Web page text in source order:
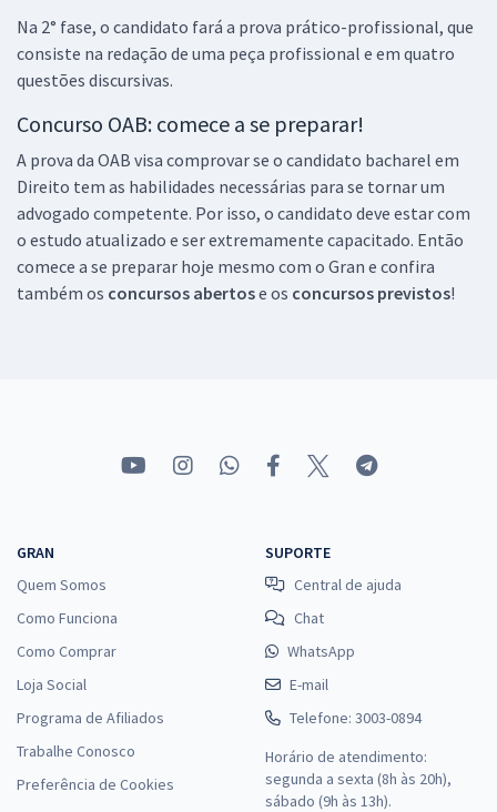
Comprar
2ª Fase OAB — 47º Exame — Direito Administrativo (Repescagem)
12x deR$29,90
ou R$ 358,80 à vista
Comprar
29,90
ou R$ 358,80 à vista
Comprar
2ª Fase OAB — 47º Exame — Direito Constitucional (Repescagem)
29,90
ou R$ 358,80 à vista
Na 2° fase, o candidato fará a prova prático-profissional, que
consiste na redação de uma peça profissional e em quatro
questões discursivas.
Concurso OAB: comece a se preparar!
A prova da OAB visa comprovar se o candidato bacharel em
Direito tem as habilidades necessárias para se tornar um
advogado competente. Por isso, o candidato deve estar com
o estudo atualizado e ser extremamente capacitado. Então
comece a se preparar hoje mesmo com o Gran e confira
também os concursos abertose os concursos previstos!
GRAN
Quem Somos
Como Funciona
Como Comprar
Loja Social
Programa de Afiliados
Trabalhe Conosco
Preferência de Cookies
SUPORTE
Central de ajuda
Chat
WhatsApp
E-mail
Telefone: 3003-0894
Horário de atendimento:
segunda a sexta (8h às 20h),
sábado (9h às 13h).